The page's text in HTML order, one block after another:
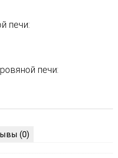
печи:
печи:
(0)